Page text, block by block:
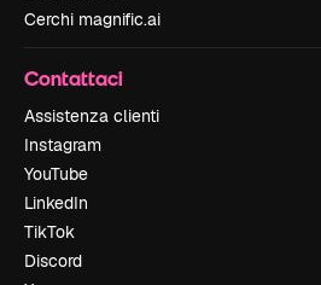
Cerchi magnific.ai
Contattaci
Assistenza clienti
Instagram
YouTube
LinkedIn
TikTok
Discord